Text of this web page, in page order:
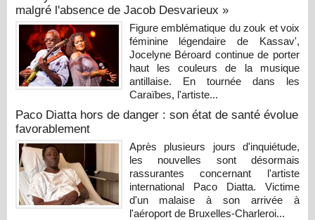
malgré l'absence de Jacob Desvarieux »
Figure emblématique du zouk et voix
féminine légendaire de Kassav',
Jocelyne Béroard continue de porter
haut les couleurs de la musique
antillaise. En tournée dans les
Caraïbes, l'artiste...
Paco Diatta hors de danger : son état de santé évolue
favorablement
Après plusieurs jours d'inquiétude,
les nouvelles sont désormais
rassurantes concernant l'artiste
international Paco Diatta. Victime
d'un malaise à son arrivée à
l'aéroport de Bruxelles-Charleroi...